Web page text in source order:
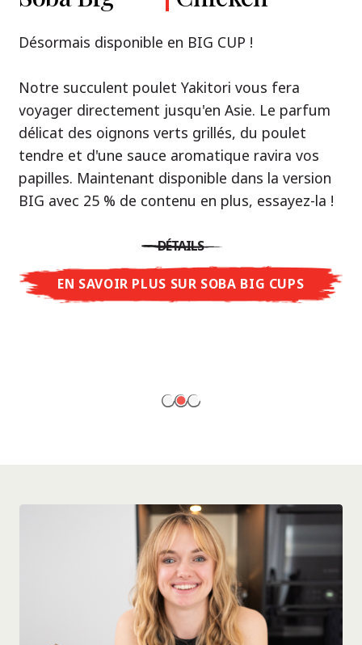
Trois univers de saveurs, un seul objectif : le
vrai ramen de niveau restaurant – sans le
restaurant.
Avec Nissin Ramen Premium, découvrez le
plaisir du ramen japonais comme jamais
Yuzu, épicé et relevé avec Spicy Miso, ou
crémeux et gourmand avec Tonkotsu. Le goût
authentique du restaurant – à savourer chez
Désormais disponible en BIG CUP !
Notre succulent poulet Yakitori vous fera
voyager directement jusqu'en Asie. Le parfum
délicat des oignons verts grillés, du poulet
tendre et d'une sauce aromatique ravira vos
papilles. Maintenant disponible dans la version
BIG avec 25 % de contenu en plus, essayez-la !
DÉTAILS
EN SAVOIR PLUS SUR SOBA BIG CUPS
Notre recommandation: découvrez le goût de
Ramen !
Une soupe ramen qui, comme la cuisine
thaïlandaise elle-même, est synonyme
d'équilibre parfait et d'harmonie gustative.
La saveur de poulet caramélisé combinée aux
expérience gustative asiatique authentique.
DÉTAILS